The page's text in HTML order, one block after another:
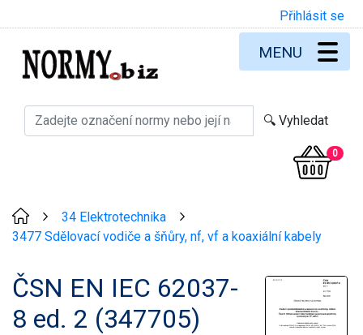
Přihlásit se
0
MENU
34 Elektrotechnika
3477 Sdělovací vodiče a šňůry, nf, vf a koaxiální kabely
ČSN EN IEC 62037-
8 ed. 2 (347705)